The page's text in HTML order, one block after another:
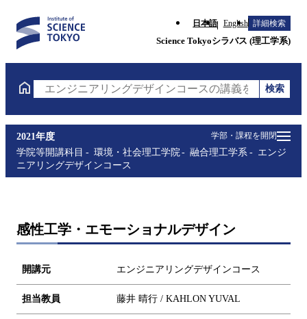
日本語 English 詳細検索
Science Tokyoシラバス (理工学系)
エンジニアリングデザインコースの講義を検索（講
検索
学部・課程を開閉
2021年度
学院等開講科目
環境・社会理工学院 融合理工学系
エンジ
ニアリングデザインコース
感性工学・エモーショナルデザイン
開講元 エンジニアリングデザインコース
担当教員 藤井 晴行 / KAHLON YUVAL